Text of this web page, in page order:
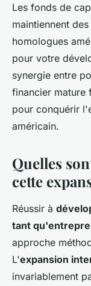
Les fonds de
maintiennent
homologues
pour votre
synergie entre
financier mature
pour conquérir
américain.
Quelles
cette
Réussir à
tant
approche
L'expansion
invariablement